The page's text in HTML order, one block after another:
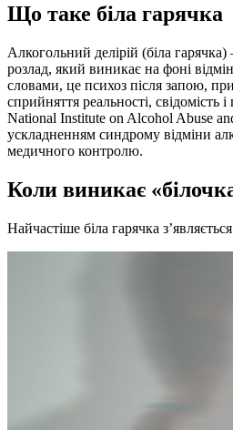
Що таке біла гарячка
Алкогольний делірій (біла
розлад, який виникає на фоні
словами, це психоз після запою,
сприйняття реальності, свідомість
National Institute on Alcohol Abuse
ускладненням синдрому відміни
медичного контролю.
Коли виникає
Найчастіше біла гарячка